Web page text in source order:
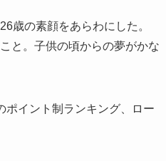
歳の素顔をあらわにした。
と。子供の頃からの夢がかな
イント制ランキング、ロー